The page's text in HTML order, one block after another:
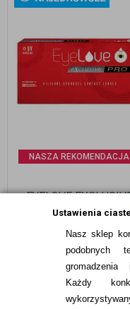
Ustawienia
Nasz sklep
podobnych
gromadzenia
Każdy
NASZA REKOMENDACJA
EYELOVE
PRO 6 SZT.
99,99pln